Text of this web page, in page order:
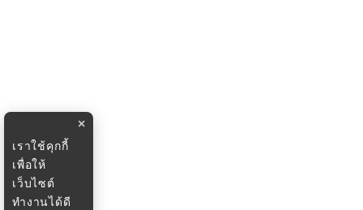
×
เราใช้คุกกี้
เพื่อให้
เว็บไซต์
ทำงานได้ดี